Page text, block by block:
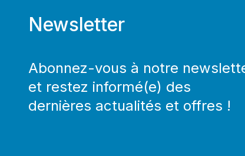
Newsletter
Abonnez-vous à notre
et restez informé(e) des
dernières actualités et offres !